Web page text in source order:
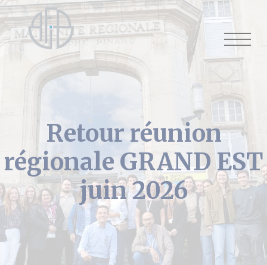
Retour réunion
régionale GRAND EST
juin 2026
Cookies management panel